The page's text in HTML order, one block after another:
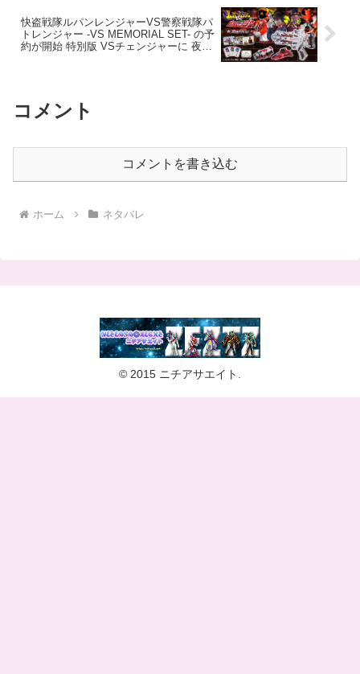
快盗戦隊ルパンレンジャーVS警察戦隊パ
トレンジャー -VS MEMORIAL SET- の予
約が開始 特別版 VSチェンジャーに 夜野
コメント
コメントを書き込む
ホーム ネタバレ
© 2015 ニチアサエイト.